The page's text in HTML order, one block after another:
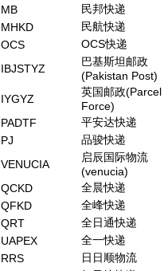
MB
民邦快递
MHKD
民航快递
OCS
OCS快递
IBJSTYZ
巴基斯坦邮政
(Pakistan Post)
IYGYZ
英国邮政(Parcel
Force)
PADTF
平安达快递
PJ
品骏快递
VENUCIA
启辰国际物流
(venucia)
QCKD
全晨快递
QFKD
全峰快递
QRT
全日通快递
UAPEX
全一快递
RRS
日日顺物流